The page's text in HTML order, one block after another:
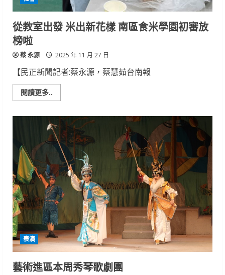
從教室出發 米出新花樣 南區食米學園初審放
榜啦
蔡 永源 2025 年 11 月 27 日
【民正新聞記者:蔡永源，蔡慧茹台南報
閱讀更多..
more
室
出
發
米
出
新
花
樣
南
區
食
米
學
園
初
審
放
榜
啦
表演
藝術進區本周秀琴歌劇團